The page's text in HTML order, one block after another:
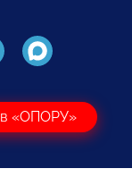
«ОПОРУ»